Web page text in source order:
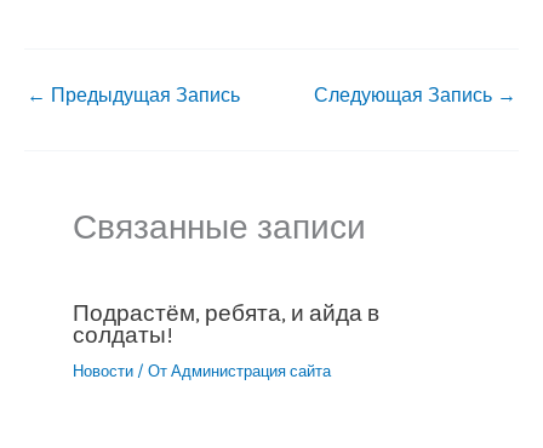
← Предыдущая Запись Следующая Запись →
Связанные записи
Подрастём, ребята, и айда в
солдаты!
Новости / От Администрация сайта